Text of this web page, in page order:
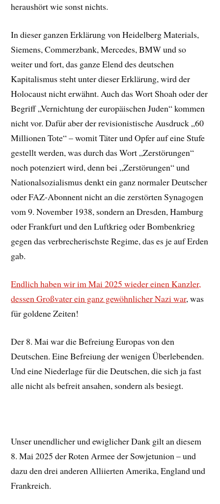
heraushört wie sonst nichts.
In dieser ganzen Erklärung von Heidelberg Materials,
Siemens, Commerzbank, Mercedes, BMW und so
weiter und fort, das ganze Elend des deutschen
Kapitalismus steht unter dieser Erklärung, wird der
Holocaust nicht erwähnt. Auch das Wort Shoah oder der
Begriff „Vernichtung der europäischen Juden“ kommen
nicht vor. Dafür aber der revisionistische Ausdruck „60
Millionen Tote“ – womit Täter und Opfer auf eine Stufe
gestellt werden, was durch das Wort „Zerstörungen“
noch potenziert wird, denn bei „Zerstörungen“ und
Nationalsozialismus denkt ein ganz normaler Deutscher
oder FAZ-Abonnent nicht an die zerstörten Synagogen
vom 9. November 1938, sondern an Dresden, Hamburg
oder Frankfurt und den Luftkrieg oder Bombenkrieg
gegen das verbrecherischste Regime, das es je auf Erden
gab.
Endlich haben wir im Mai 2025 wieder einen Kanzler,
dessen Großvater ein ganz gewöhnlicher Nazi war, was
für goldene Zeiten!
Der 8. Mai war die Befreiung Europas von den
Deutschen. Eine Befreiung der wenigen Überlebenden.
Und eine Niederlage für die Deutschen, die sich ja fast
alle nicht als befreit ansahen, sondern als besiegt.
Unser unendlicher und ewiglicher Dank gilt an diesem
8. Mai 2025 der Roten Armee der Sowjetunion – und
dazu den drei anderen Alliierten Amerika, England und
Frankreich.